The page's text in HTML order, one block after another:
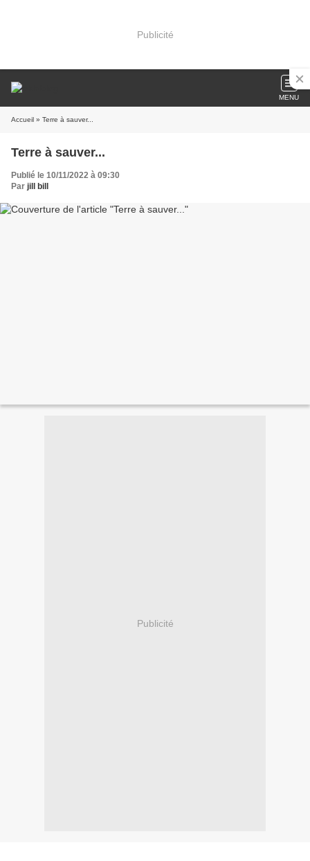
Publicité
MENU
Accueil » Terre à sauver...
Terre à sauver...
Publié le 10/11/2022 à 09:30
Par jill bill
Publicité